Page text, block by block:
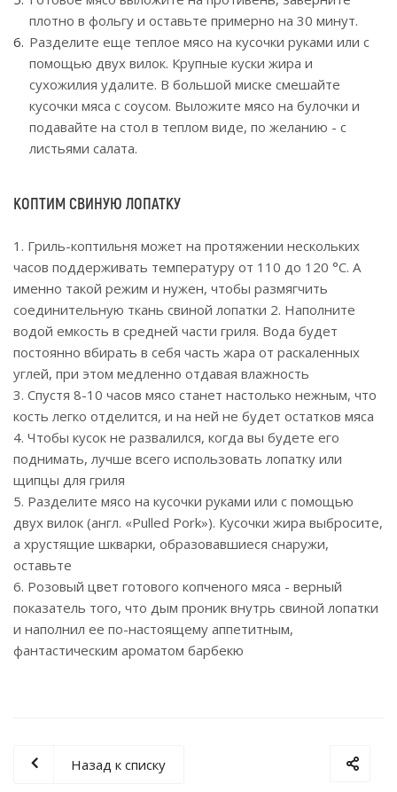
плотно в фольгу и оставьте примерно на 30 минут.
Разделите еще теплое мясо на кусочки руками или с
помощью двух вилок. Крупные куски жира и
сухожилия удалите. В большой миске смешайте
кусочки мяса с соусом. Выложите мясо на булочки и
подавайте на стол в теплом виде, по желанию - с
листьями салата.
КОПТИМ СВИНУЮ ЛОПАТКУ
1. Гриль-коптильня может на протяжении нескольких
часов поддерживать температуру от 110 до 120 °С. А
именно такой режим и нужен, чтобы размягчить
соединительную ткань свиной лопатки 2. Наполните
водой емкость в средней части гриля. Вода будет
постоянно вбирать в себя часть жара от раскаленных
углей, при этом медленно отдавая влажность
3. Спустя 8-10 часов мясо станет настолько нежным, что
кость легко отделится, и на ней не будет остатков мяса
4. Чтобы кусок не развалился, когда вы будете его
поднимать, лучше всего использовать лопатку или
щипцы для гриля
5. Разделите мясо на кусочки руками или с помощью
двух вилок (англ. «Pulled Pork»). Кусочки жира выбросите,
а хрустящие шкварки, образовавшиеся снаружи,
оставьте
6. Розовый цвет готового копченого мяса - верный
показатель того, что дым проник внутрь свиной лопатки
и наполнил ее по-настоящему аппетитным,
фантастическим ароматом барбекю
Назад к списку